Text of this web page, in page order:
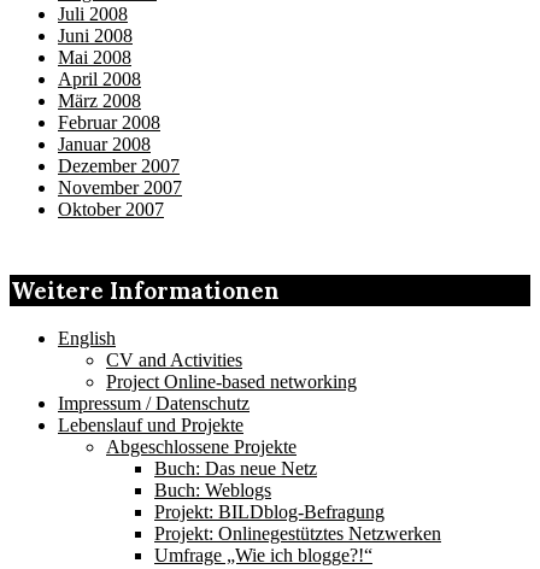
Juli 2008
Juni 2008
Mai 2008
April 2008
März 2008
Februar 2008
Januar 2008
Dezember 2007
November 2007
Oktober 2007
Weitere Informationen
English
CV and Activities
Project Online-based networking
Impressum / Datenschutz
Lebenslauf und Projekte
Abgeschlossene Projekte
Buch: Das neue Netz
Buch: Weblogs
Projekt: BILDblog-Befragung
Projekt: Onlinegestütztes Netzwerken
Umfrage „Wie ich blogge?!“